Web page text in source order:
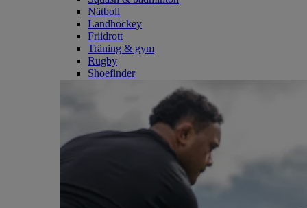
Nätboll
Landhockey
Friidrott
Träning & gym
Rugby
Shoefinder